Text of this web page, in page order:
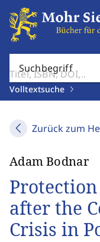
Suchbegriff
Volltextsuche
Zurück zum
Adam Bodnar
after the
Crisis in